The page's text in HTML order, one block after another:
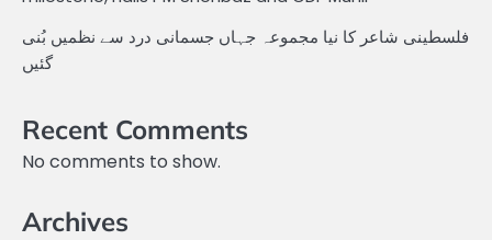
فلسطینی شاعر کا نیا مجموعہ جہاں جسمانی درد سے نظمیں بُنی
گئیں
Recent Comments
No comments to show.
Archives